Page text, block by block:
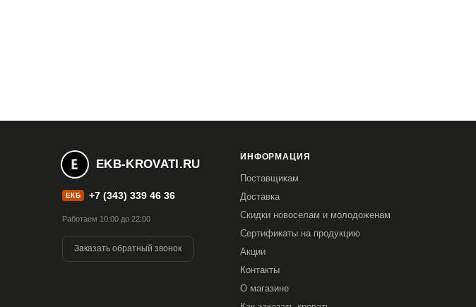
EKB-KROVATI.RU
ЕКБ +7 (343) 339 46 36
Работаем 10:00 до 22:00
Заказать обратный звонок
ИНФОРМАЦИЯ
Поставщикам
Доставка
Скидки новоселам и молодоженам
Сертификаты на продукцию
Акции
Контакты
О магазине